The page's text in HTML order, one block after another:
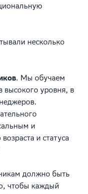
несколько
. Мы обучаем
высокого уровня, в
и
и статуса
должно быть
чтобы каждый